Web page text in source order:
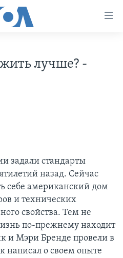
лучше? -
задали стандарты
назад. Сейчас
себе американский дом
и технических
свойства. Тем не
по-прежнему находит
и Мэри Бренде провели в
написал о своем опыте